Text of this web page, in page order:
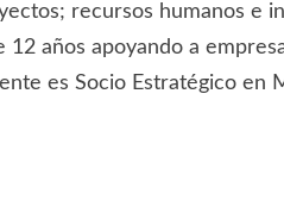
recursos humanos e
años apoyando a
es Socio Estratégico en